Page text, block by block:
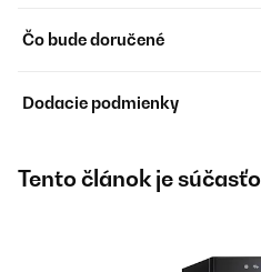
Čo bude doručené
Dodacie podmienky
Tento článok je